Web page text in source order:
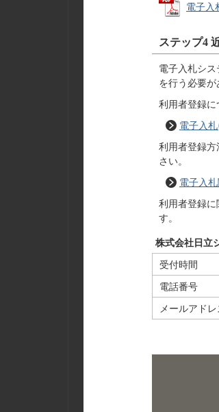
電子入
ステップ4
電子入札シ
を行う必要が
利用者登録
電子入
利用者登録
さい。
電子入
利用者登録
す。
株式会社日立
受付時間
電話番号
メールアドレ